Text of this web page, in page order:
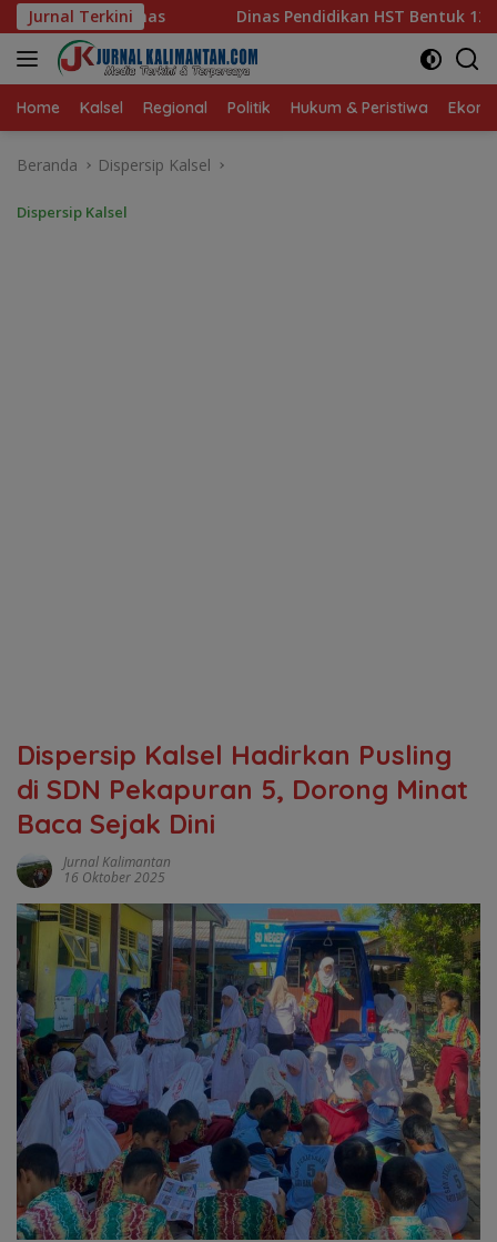
Langsung
ke
konten
Jurnal Terkini
Pendidikan HST Bentuk 12 Tim Intervensi Optimalisasi
Home Kalsel Regional Politik Hukum & Peristiwa
Beranda Dispersip Kalsel
Dispersip Kalsel
Dispersip Kalsel Hadirkan Pusling
di SDN Pekapuran 5, Dorong Minat
Baca Sejak Dini
Jurnal Kalimantan
16 Oktober 2025